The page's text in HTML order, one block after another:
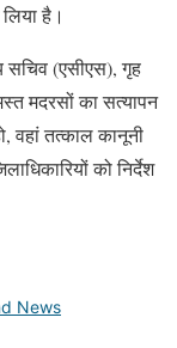
है।
सचिव (एसीएस), गृह
मदरसों का सत्यापन
वहां तत्काल कानूनी
को निर्देश
News